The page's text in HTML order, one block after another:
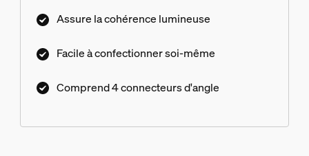
Assure la cohérence lumineuse
Facile à confectionner soi-même
Comprend 4 connecteurs d'angle